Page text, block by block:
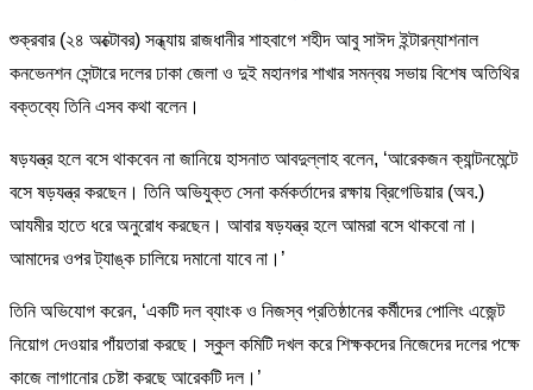
শুক্রবার (২৪ অক্টোবর) সন্ধ্যায় রাজধানীর শাহবাগে শহীদ আবু সাঈদ ইন্টারন্যাশনাল
কনভেনশন সেন্টারে দলের ঢাকা জেলা ও দুই মহানগর শাখার সমন্বয় সভায় বিশেষ অতিথির
বক্তব্যে তিনি এসব কথা বলেন।
ষড়যন্ত্র হলে বসে থাকবেন না জানিয়ে হাসনাত আবদুল্লাহ বলেন, ‘আরেকজন ক্যান্টনমেন্টে
বসে ষড়যন্ত্র করছেন। তিনি অভিযুক্ত সেনা কর্মকর্তাদের রক্ষায় ব্রিগেডিয়ার (অব.)
আযমীর হাতে ধরে অনুরোধ করছেন। আবার ষড়যন্ত্র হলে আমরা বসে থাকবো না।
আমাদের ওপর ট্যাঙ্ক চালিয়ে দমানো যাবে না।’
তিনি অভিযোগ করেন, ‘একটি দল ব্যাংক ও নিজস্ব প্রতিষ্ঠানের কর্মীদের পোলিং এজেন্ট
নিয়োগ দেওয়ার পাঁয়তারা করছে। স্কুল কমিটি দখল করে শিক্ষকদের নিজেদের দলের পক্ষে
কাজে লাগানোর চেষ্টা করছে আরেকটি দল।’